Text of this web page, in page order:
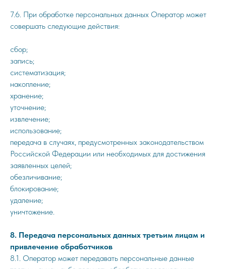
7.6. При обработке персональных данных Оператор может
совершать следующие действия:
сбор;
запись;
систематизация;
накопление;
хранение;
уточнение;
извлечение;
использование;
передача в случаях, предусмотренных законодательством
Российской Федерации или необходимых для достижения
заявленных целей;
обезличивание;
блокирование;
удаление;
уничтожение.
8. Передача персональных данных третьим лицам и
привлечение обработчиков
8.1. Оператор может передавать персональные данные